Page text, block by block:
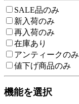
SALE品のみ
新入荷のみ
再入荷のみ
在庫あり
アンティークのみ
値下げ商品のみ
機能を選択